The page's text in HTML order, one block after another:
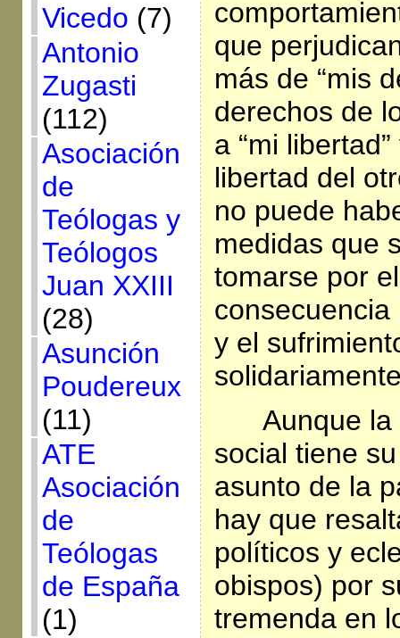
Vicedo (7)
Antonio
Zugasti
(112)
Asociación
de
Teólogas y
Teólogos
Juan XXIII
(28)
Asunción
Poudereux
(11)
ATE
Asociación
de
Teólogas
de España
(1)
que
más de “mis
derechos de
a “mi
libertad del
no puede
medidas que
tomarse por
y el
Aunque
social tiene
asunto de la
hay que
políticos y
obispos) por
tremenda en